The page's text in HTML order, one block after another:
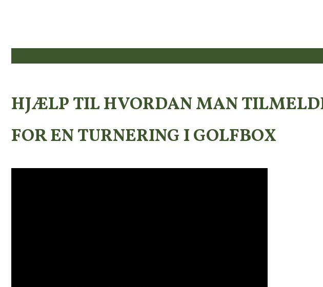
HJÆLP TIL HVORDAN MAN
FOR EN TURNERING I GOLFBOX